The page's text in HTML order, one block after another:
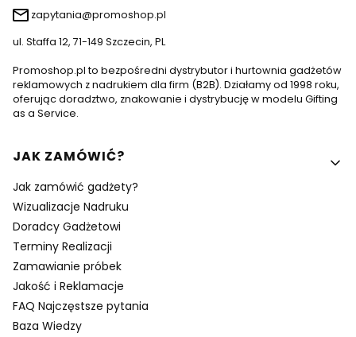
zapytania@promoshop.pl
ul. Staffa 12, 71-149 Szczecin, PL
Promoshop.pl to bezpośredni dystrybutor i hurtownia gadżetów
reklamowych z nadrukiem dla firm (B2B). Działamy od 1998 roku,
oferując doradztwo, znakowanie i dystrybucję w modelu Gifting
as a Service.
Linki w stopce
JAK ZAMÓWIĆ?
Jak zamówić gadżety?
Wizualizacje Nadruku
Doradcy Gadżetowi
Terminy Realizacji
Zamawianie próbek
Jakość i Reklamacje
FAQ Najczęstsze pytania
Baza Wiedzy